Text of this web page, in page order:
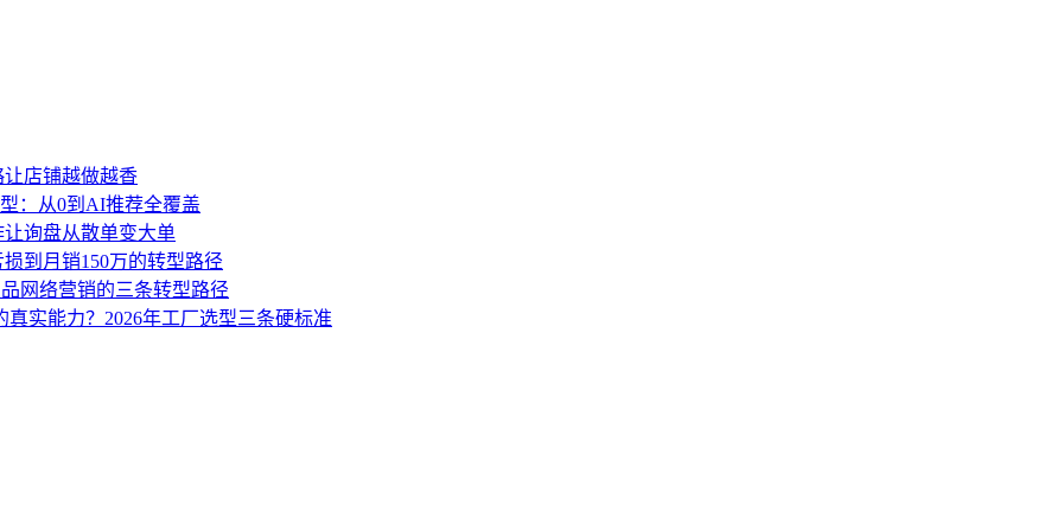
让店铺越做越香
：从0到AI推荐全覆盖
让询盘从散单变大单
到月销150万的转型路径
网络营销的三条转型路径
实能力？2026年工厂选型三条硬标准